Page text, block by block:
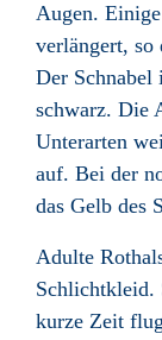
Augen.
verlängert, so
Der Schnabel
schwarz. Die
Unterarten
auf. Bei der
das Gelb des
Adulte
Schlichtkleid.
kurze Zeit